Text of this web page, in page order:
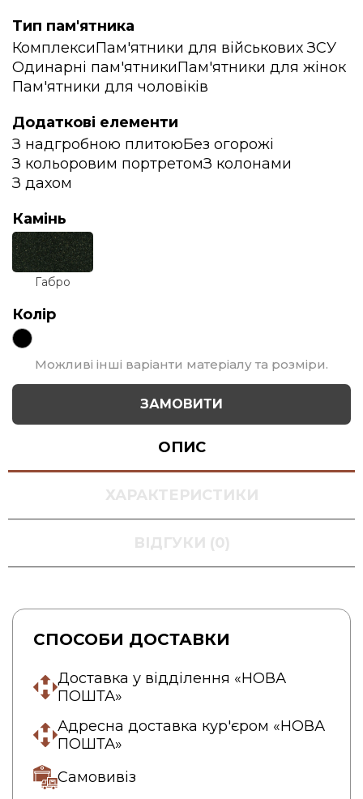
Тип пам'ятника
КомплексиПам'ятники для військових ЗСУ
Одинарні пам'ятникиПам'ятники для жінок
Пам'ятники для чоловіків
Додаткові елементи
З надгробною плитоюБез огорожі
З кольоровим портретомЗ колонами
З дахом
Камінь
Габро
Колір
Можливі інші варіанти матеріалу та розміри.
ЗАМОВИТИ
ОПИС
ХАРАКТЕРИСТИКИ
ВІДГУКИ (0)
СПОСОБИ ДОСТАВКИ
Доставка у відділення «НОВА
ПОШТА»
Адресна доставка кур'єром «НОВА
ПОШТА»
Самовивіз